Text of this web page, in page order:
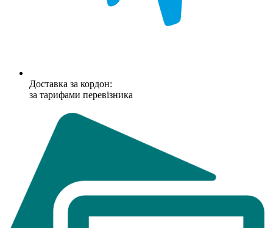
Доставка за кордон:
за тарифами перевізника